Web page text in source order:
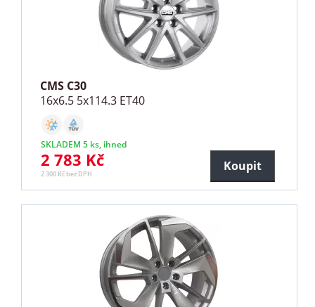
CMS C30
16x6.5 5x114.3 ET40
SKLADEM 5 ks, ihned
2 783 Kč
2 300 Kč bez DPH
Koupit